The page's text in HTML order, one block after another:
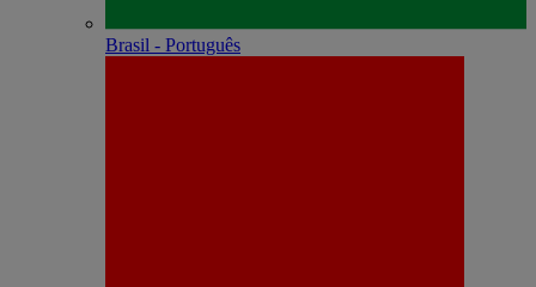
Brasil - Português